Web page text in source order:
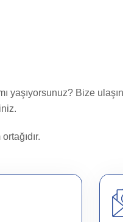
yaşıyorsunuz? Bize